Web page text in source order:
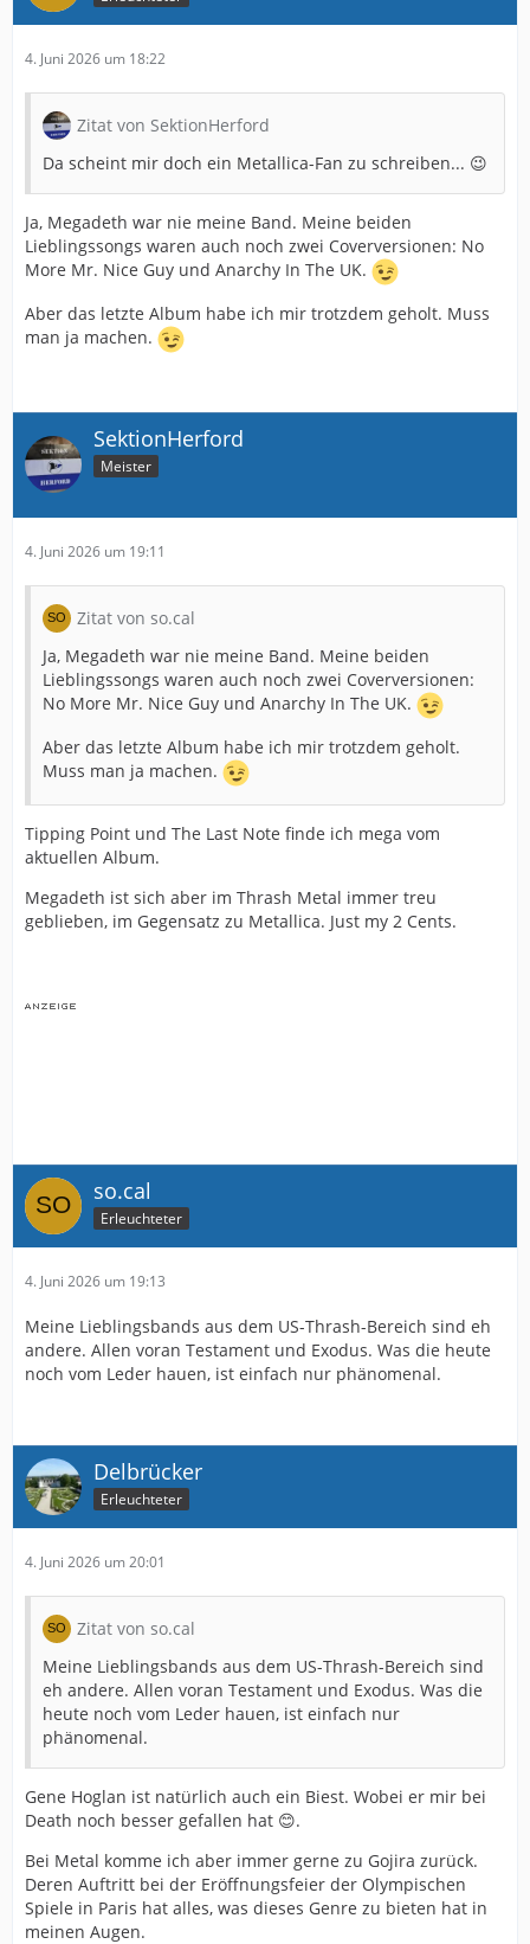
4. Juni 2026 um 18:22
Zitat von SektionHerford
Da scheint mir doch ein Metallica-Fan zu schreiben... 😉
Ja, Megadeth war nie meine Band. Meine beiden
Lieblingssongs waren auch noch zwei Coverversionen: No
More Mr. Nice Guy und Anarchy In The UK.
Aber das letzte Album habe ich mir trotzdem geholt. Muss
man ja machen.
SektionHerford
Meister
4. Juni 2026 um 19:11
Zitat von so.cal
Ja, Megadeth war nie meine Band. Meine beiden
Lieblingssongs waren auch noch zwei Coverversionen:
No More Mr. Nice Guy und Anarchy In The UK.
Aber das letzte Album habe ich mir trotzdem geholt.
Muss man ja machen.
Tipping Point und The Last Note finde ich mega vom
aktuellen Album.
Megadeth ist sich aber im Thrash Metal immer treu
geblieben, im Gegensatz zu Metallica. Just my 2 Cents.
so.cal
Erleuchteter
4. Juni 2026 um 19:13
Meine Lieblingsbands aus dem US-Thrash-Bereich sind eh
andere. Allen voran Testament und Exodus. Was die heute
noch vom Leder hauen, ist einfach nur phänomenal.
Delbrücker
Erleuchteter
4. Juni 2026 um 20:01
Zitat von so.cal
Meine Lieblingsbands aus dem US-Thrash-Bereich sind
eh andere. Allen voran Testament und Exodus. Was die
heute noch vom Leder hauen, ist einfach nur
phänomenal.
Gene Hoglan ist natürlich auch ein Biest. Wobei er mir bei
Death noch besser gefallen hat 😊.
Bei Metal komme ich aber immer gerne zu Gojira zurück.
Deren Auftritt bei der Eröffnungsfeier der Olympischen
Spiele in Paris hat alles, was dieses Genre zu bieten hat in
meinen Augen.